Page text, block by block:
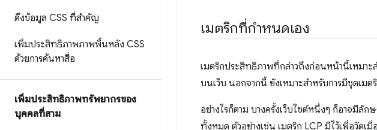
ดึงข้อมูล CSS ที่สำคัญ
เพิ่มประสิทธิภาพภาพพื้นหลัง CSS
ด้วยการค้นหาสื่อ
เพิ่มประสิทธิภาพทรัพยากรของ
บุคคลที่สาม
เมตริกที่กำหนดเอง
เมตริกประสิทธิภาพที่กล่าวถึงก่อนหน้านี้เหมา
บนเว็บ นอกจากนี้ ยังเหมาะสําหรับการมีชุดเม
อย่างไรก็ตาม บางครั้งเว็บไซต์หนึ่งๆ ก็อาจมีลั
ทั้งหมด ตัวอย่างเช่น เมตริก LCP มีไว้เพื่อวัด